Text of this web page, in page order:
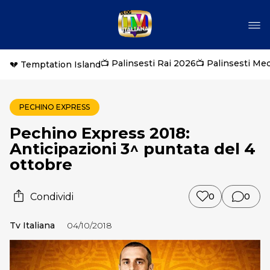
💔 Temptation Island📺 Palinsesti Rai 2026📺 Palinsesti
PECHINO EXPRESS
Pechino Express 2018:
Anticipazioni 3^ puntata del 4
ottobre
Condividi 0 0
Tv Italiana 04/10/2018